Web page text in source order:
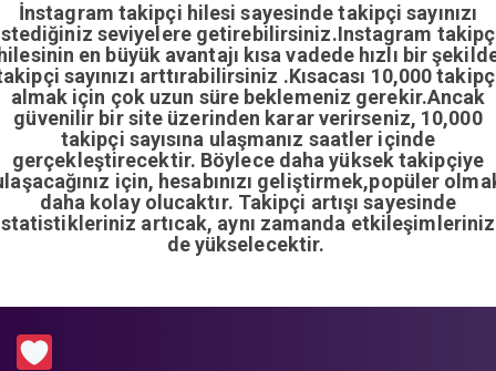
İnstagram takipçi hilesi sayesinde takipçi sayınızı
seviyelere getirebilirsiniz.Instagram
en büyük avantajı kısa vadede hızlı bir
sayınızı arttırabilirsiniz .Kısacası 10,000
almak için çok uzun süre beklemeniz gerekir.Ancak
güvenilir bir site üzerinden karar verirseniz, 10,000
takipçi sayısına ulaşmanız saatler içinde
gerçekleştirecektir. Böylece daha yüksek takipçiye
için, hesabınızı geliştirmek,popüler
daha kolay olucaktır. Takipçi artışı sayesinde
artıcak, aynı zamanda
de yükselecektir.